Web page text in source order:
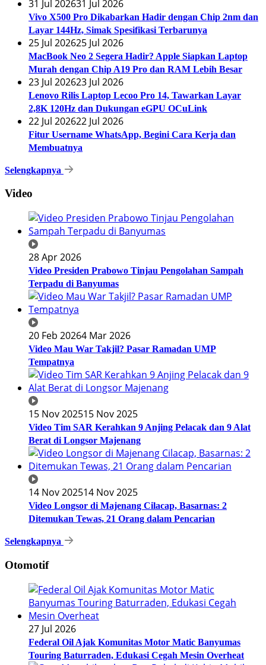
31 Jul 202631 Jul 2026
Vivo X500 Pro Dikabarkan Hadir dengan Chip 2nm dan
Layar 144Hz, Simak Spesifikasi Terbarunya
25 Jul 202625 Jul 2026
MacBook Neo 2 Segera Hadir? Apple Siapkan Laptop
Murah dengan Chip A19 Pro dan RAM Lebih Besar
23 Jul 202623 Jul 2026
Lenovo Rilis Laptop Lecoo Pro 14, Tawarkan Layar
2,8K 120Hz dan Dukungan eGPU OCuLink
22 Jul 202622 Jul 2026
Fitur Username WhatsApp, Begini Cara Kerja dan
Membuatnya
Selengkapnya
Video
28 Apr 2026
Video Presiden Prabowo Tinjau Pengolahan Sampah
Terpadu di Banyumas
20 Feb 20264 Mar 2026
Video Mau War Takjil? Pasar Ramadan UMP
Tempatnya
15 Nov 202515 Nov 2025
Video Tim SAR Kerahkan 9 Anjing Pelacak dan 9 Alat
Berat di Longsor Majenang
14 Nov 202514 Nov 2025
Video Longsor di Majenang Cilacap, Basarnas: 2
Ditemukan Tewas, 21 Orang dalam Pencarian
Selengkapnya
Otomotif
27 Jul 2026
Federal Oil Ajak Komunitas Motor Matic Banyumas
Touring Baturraden, Edukasi Cegah Mesin Overheat